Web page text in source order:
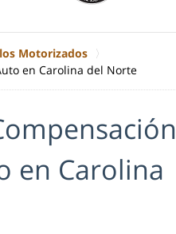
Motorizados
en Carolina del Norte
en Carolina